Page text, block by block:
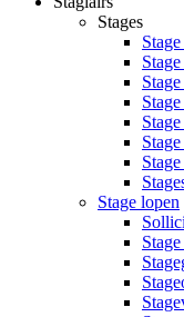
Stages
Stage lopen